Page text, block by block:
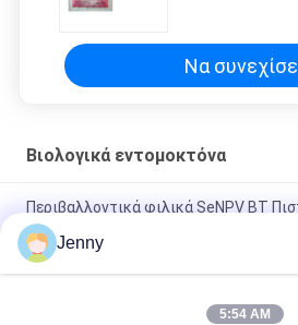
Να
Βιολογικά εντομοκτόνα
Περιβαλλοντικά φιλικά SeNPV BT
προστασία των καλλιεργειών
Γεωργία Spodoptera exigua SeNPV
Jenny
5:54 AM